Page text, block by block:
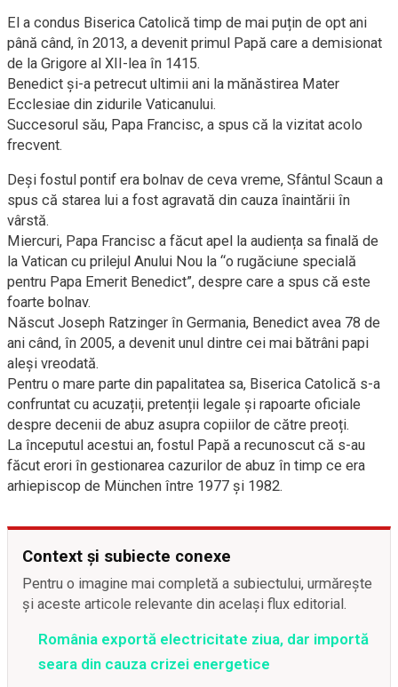
El a condus Biserica Catolică timp de mai puțin de opt ani
până când, în 2013, a devenit primul Papă care a demisionat
de la Grigore al XII-lea în 1415.
Benedict și-a petrecut ultimii ani la mănăstirea Mater
Ecclesiae din zidurile Vaticanului.
Succesorul său, Papa Francisc, a spus că la vizitat acolo
frecvent.
Deși fostul pontif era bolnav de ceva vreme, Sfântul Scaun a
spus că starea lui a fost agravată din cauza înaintării în
vârstă.
Miercuri, Papa Francisc a făcut apel la audiența sa finală de
la Vatican cu prilejul Anului Nou la “o rugăciune specială
pentru Papa Emerit Benedict”, despre care a spus că este
foarte bolnav.
Născut Joseph Ratzinger în Germania, Benedict avea 78 de
ani când, în 2005, a devenit unul dintre cei mai bătrâni papi
aleși vreodată.
Pentru o mare parte din papalitatea sa, Biserica Catolică s-a
confruntat cu acuzații, pretenții legale și rapoarte oficiale
despre decenii de abuz asupra copiilor de către preoți.
La începutul acestui an, fostul Papă a recunoscut că s-au
făcut erori în gestionarea cazurilor de abuz în timp ce era
arhiepiscop de München între 1977 și 1982.
Context și subiecte conexe
Pentru o imagine mai completă a subiectului, urmărește
și aceste articole relevante din același flux editorial.
România exportă electricitate ziua, dar importă
seara din cauza crizei energetice